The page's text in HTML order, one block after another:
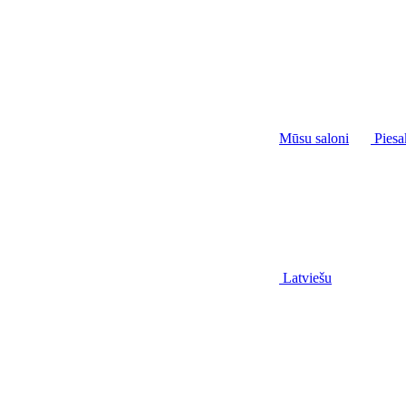
Mūsu saloni
Latviešu